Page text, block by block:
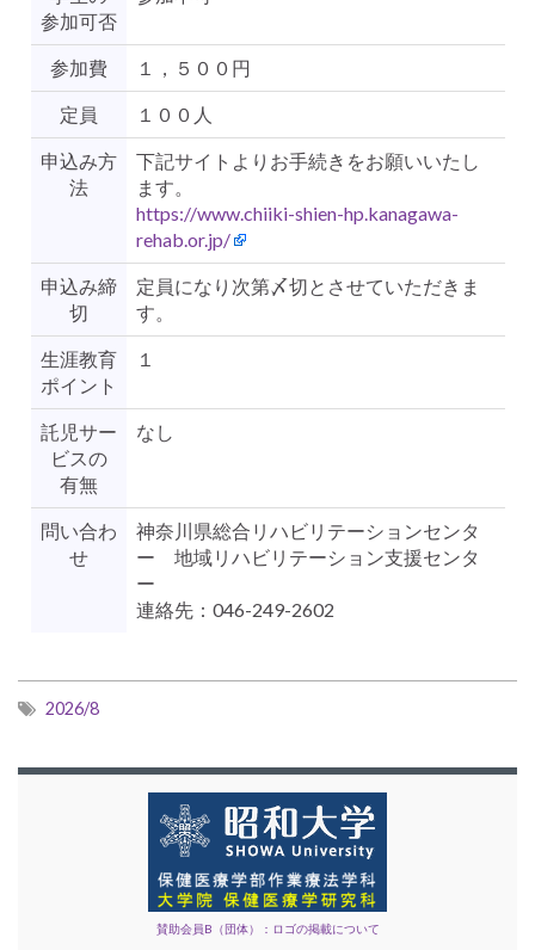
参加可否
参加費 １，５００円
定員 １００人
申込み方
法
下記サイトよりお手続きをお願いいたし
ます。
https://www.chiiki-shien-hp.kanagawa-
rehab.or.jp/
申込み締
切
定員になり次第〆切とさせていただきま
す。
生涯教育
ポイント
１
託児サー
ビスの
有無
なし
問い合わ
せ
神奈川県総合リハビリテーションセンタ
ー 地域リハビリテーション支援センタ
ー
連絡先：046-249-2602
2026/8
賛助会員B（団体）：ロゴの掲載について